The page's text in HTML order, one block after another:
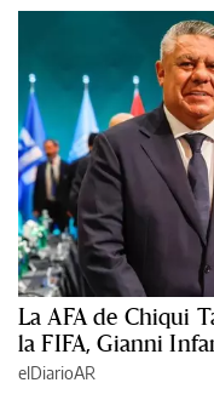
La AFA de Chiqui
la FIFA, Gianni
elDiarioAR